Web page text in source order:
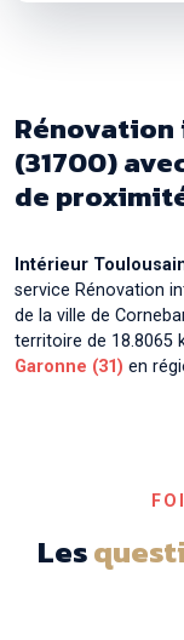
Rénovation
Rénovation
Rénovation
Tolosane
Rénovation
Ayguesvives
(31700)
de
Intérieur
service Rénovation
de la ville de
territoire de 18.8065
Garonne (31) en
Les